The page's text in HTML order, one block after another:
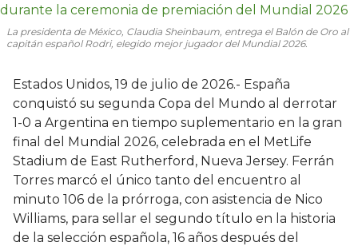
La presidenta de México, Claudia Sheinbaum, entrega el Balón de Oro al
capitán español Rodri, elegido mejor jugador del Mundial 2026.
Estados Unidos, 19 de julio de 2026.- España
conquistó su segunda Copa del Mundo al derrotar
1-0 a Argentina en tiempo suplementario en la gran
final del Mundial 2026, celebrada en el MetLife
Stadium de East Rutherford, Nueva Jersey. Ferrán
Torres marcó el único tanto del encuentro al
minuto 106 de la prórroga, con asistencia de Nico
Williams, para sellar el segundo título en la historia
de la selección española, 16 años después del